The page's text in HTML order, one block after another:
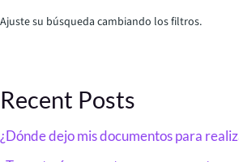
Ajuste su búsqueda cambiando los filtros.
Recent Posts
¿Dónde dejo mis documentos para